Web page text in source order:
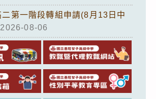
第一階段轉組申請(8月13日中
2026-08-06